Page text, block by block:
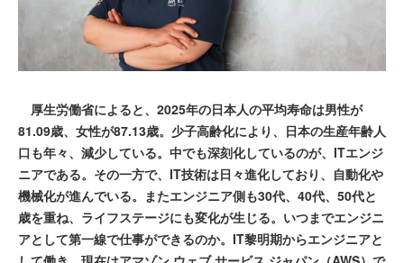
厚生労働省によると、2025年の日本人の平均寿命は男性が
81.09歳、女性が87.13歳。少子高齢化により、日本の生産年齢人
口も年々、減少している。中でも深刻化しているのが、ITエンジ
ニアである。その一方で、IT技術は日々進化しており、自動化や
機械化が進んでいる。またエンジニア側も30代、40代、50代と
歳を重ね、ライフステージにも変化が生じる。いつまでエンジニ
アとして第一線で仕事ができるのか。IT黎明期からエンジニアと